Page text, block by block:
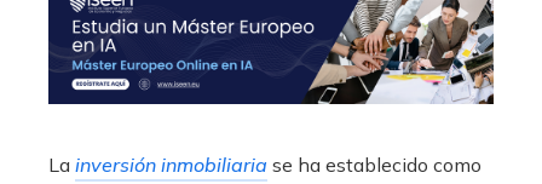
La inversión inmobiliaria se ha establecido como